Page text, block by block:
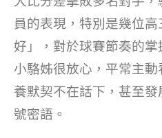
員的表現，特別是幾位
好」，對於球賽節奏的
小駱姊很放心，平常主
養默契不在話下，甚至
號密語。